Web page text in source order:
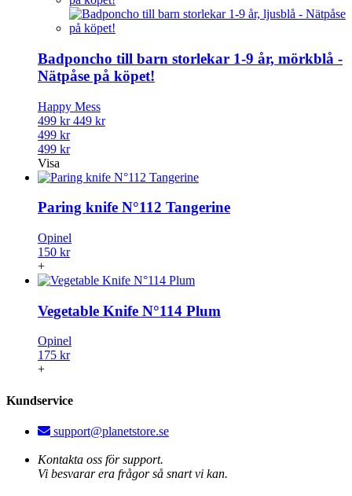
Badponcho till barn storlekar 1-9 år, mörkblå -
Nätpåse på köpet!
Happy Mess
499 kr449 kr
499 kr
499 kr
Visa
Paring knife N°112 Tangerine
Opinel
150 kr
+
Vegetable Knife N°114 Plum
Opinel
175 kr
+
Kundservice
support@planetstore.se
Kontakta oss för support.
Vi besvarar era frågor så snart vi kan.